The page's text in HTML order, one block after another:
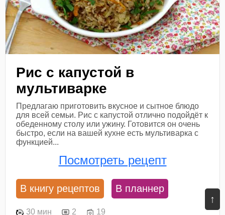
↑
Рис с капустой в
мультиварке
Предлагаю приготовить вкусное и сытное блюдо
для всей семьи. Рис с капустой отлично подойдёт к
обеденному столу или ужину. Готовится он очень
быстро, если на вашей кухне есть мультиварка с
функцией...
Посмотреть рецепт
В книгу рецептов В планнер
30 мин 2 19